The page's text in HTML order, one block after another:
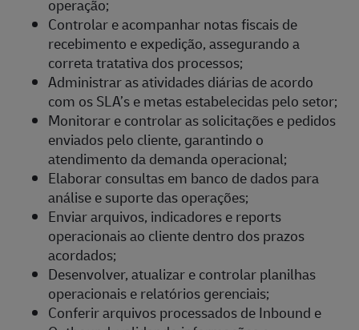
operação;
Controlar e acompanhar notas fiscais de
recebimento e expedição, assegurando a
correta tratativa dos processos;
Administrar as atividades diárias de acordo
com os SLA’s e metas estabelecidas pelo setor;
Monitorar e controlar as solicitações e pedidos
enviados pelo cliente, garantindo o
atendimento da demanda operacional;
Elaborar consultas em banco de dados para
análise e suporte das operações;
Enviar arquivos, indicadores e reports
operacionais ao cliente dentro dos prazos
acordados;
Desenvolver, atualizar e controlar planilhas
operacionais e relatórios gerenciais;
Conferir arquivos processados de Inbound e